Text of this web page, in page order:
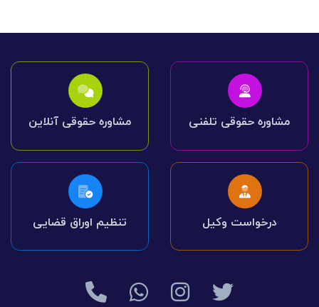
مشاوره حقوقی تلفنی مشاوره حقوقی آنلاین
درخواست وکیل تنظیم اوراق قضایی